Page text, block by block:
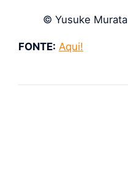
© Yusuke Murata
FONTE: Aqui!